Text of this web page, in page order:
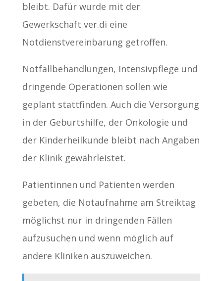
bleibt. Dafür wurde mit der
Gewerkschaft ver.di eine
Notdienstvereinbarung getroffen.
Notfallbehandlungen, Intensivpflege und
dringende Operationen sollen wie
geplant stattfinden. Auch die Versorgung
in der Geburtshilfe, der Onkologie und
der Kinderheilkunde bleibt nach Angaben
der Klinik gewährleistet.
Patientinnen und Patienten werden
gebeten, die Notaufnahme am Streiktag
möglichst nur in dringenden Fällen
aufzusuchen und wenn möglich auf
andere Kliniken auszuweichen.